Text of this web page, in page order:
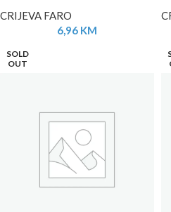
CRIJEVA FARO
6,96 KM
SOLD
OUT